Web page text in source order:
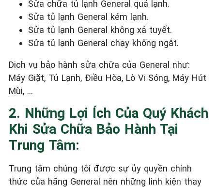
Sửa chữa tủ lạnh General quá lạnh.
Sửa tủ lạnh General kém lạnh.
Sửa tủ lạnh General không xả tuyết.
Sửa tủ lạnh General chạy không ngắt.
Dịch vụ bảo hành sửa chữa của General như:
Máy Giặt, Tủ Lạnh, Điều Hòa, Lò Vi Sóng, Máy Hút
Mùi, …
2. Những Lợi Ích Của Quý Khách
Khi Sửa Chữa Bảo Hành Tại
Trung Tâm:
Trung tâm chúng tôi được sự ủy quyền chính
thức của hãng General nên những linh kiện thay